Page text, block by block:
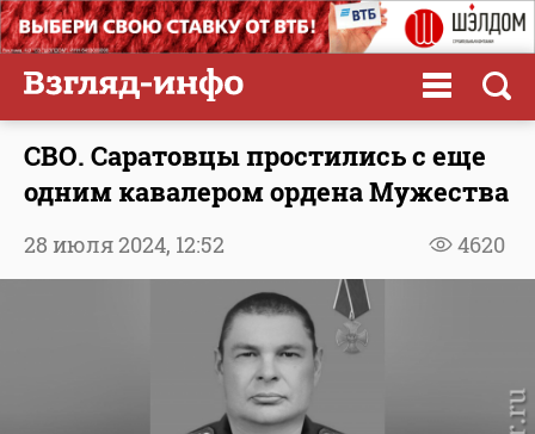
СВО. Саратовцы простились с еще
одним кавалером ордена Мужества
4620
28 июля 2024, 12:52